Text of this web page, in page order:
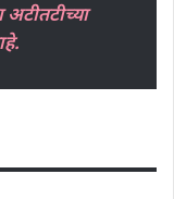
अटीतटीच्या